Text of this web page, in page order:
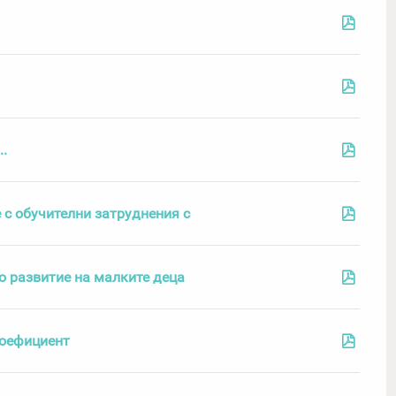
обучителни затруднения с
развитие на малките деца